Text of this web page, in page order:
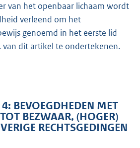
van het openbaar lichaam wordt
verleend om het
genoemd in het eerste lid
van dit artikel te ondertekenen.
BEVOEGDHEDEN MET
BEZWAAR, (HOGER)
RECHTSGEDINGEN